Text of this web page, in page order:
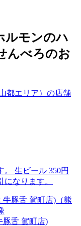
ルモンのハ
んべろのお
生ビール 350円
なります。
豚舌 駕町店)